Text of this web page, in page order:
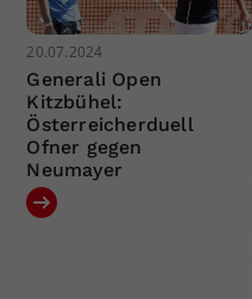
20.07.2024
Generali Open
Kitzbühel:
Österreicherduell
Ofner gegen
Neumayer